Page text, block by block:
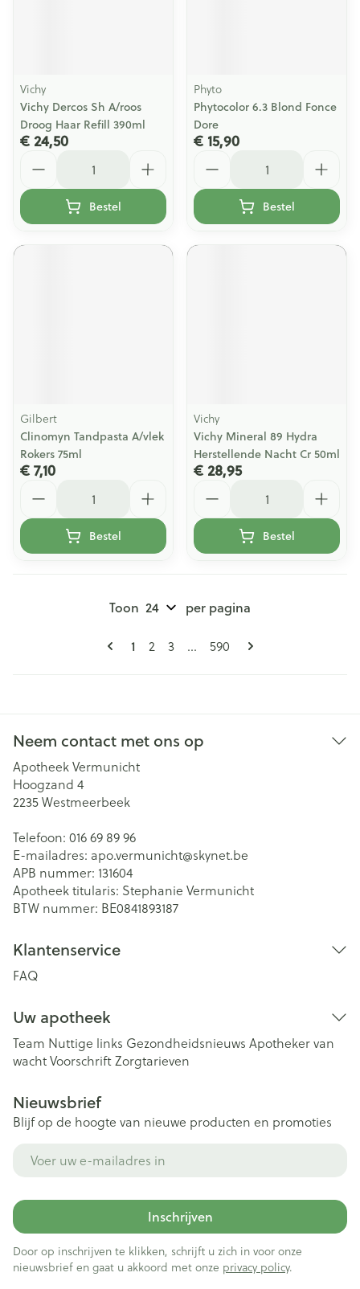
Vichy
Vichy Dercos Sh A/roos
Droog Haar Refill 390ml
€ 24,50
Bestel
Phyto
Phytocolor 6.3 Blond Fonce
Dore
€ 15,90
Bestel
Gilbert
Clinomyn Tandpasta A/vlek
Rokers 75ml
€ 7,10
Bestel
Vichy
Vichy Mineral 89 Hydra
Herstellende Nacht Cr 50ml
€ 28,95
Bestel
Pagina's
U lees momenteel pagina
1 Pagina
2 Pagina
3 ... Pagina
590
Toon per pagina
Neem contact met ons op
Apotheek Vermunicht
Hoogzand 4
2235Westmeerbeek
Telefoon: 016 69 89 96
E-mailadres: apo.vermunicht@skynet.be
APB nummer: 131604
Apotheek titularis: Stephanie Vermunicht
BTW nummer: BE0841893187
Klantenservice
FAQ
Uw apotheek
Team Nuttige links Gezondheidsnieuws Apotheker van
wachtVoorschriftZorgtarieven
Nieuwsbrief
Blijf op de hoogte van nieuwe producten en promoties
Inschrijven
Door op inschrijven te klikken, schrijft u zich in voor onze
nieuwsbrief en gaat u akkoord met onze privacy policy.